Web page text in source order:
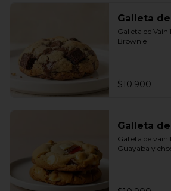
Galleta
Galleta de
Brownie
$10.900
Galleta
Galleta de
Guayaba y